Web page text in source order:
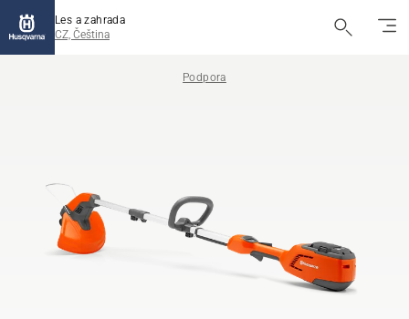
Les a zahrada
CZ, Čeština
Podpora